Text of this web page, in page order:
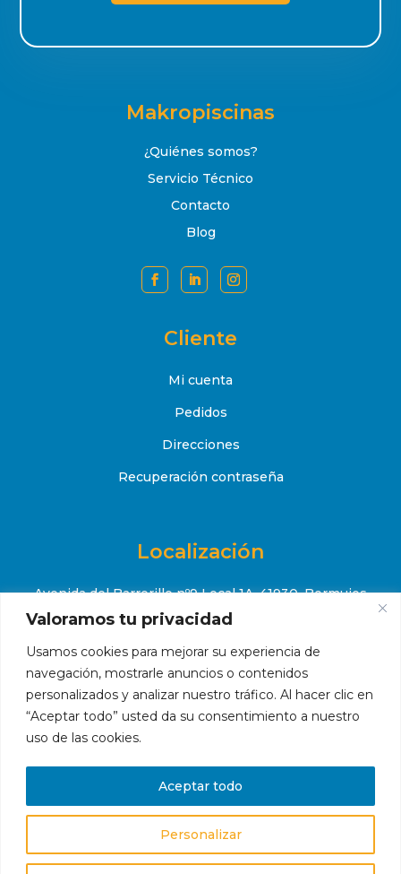
Valoramos tu privacidad
Usamos cookies para mejorar su experiencia de
navegación, mostrarle anuncios o contenidos
personalizados y analizar nuestro tráfico. Al hacer clic en
“Aceptar todo” usted da su consentimiento a nuestro
uso de las cookies.
Personalizar
Aceptar todo
Makropiscinas
¿Quiénes somos?
Servicio Técnico
Contacto
Blog
Cliente
Mi cuenta
Pedidos
Direcciones
Recuperación contraseña
Localización
Avenida del Barrerillo nº9 Local 1A, 41930, Bormujos
(Sevilla)
 +34 651 52 88 08
 contacto@makropiscinas.com
Abrir chat